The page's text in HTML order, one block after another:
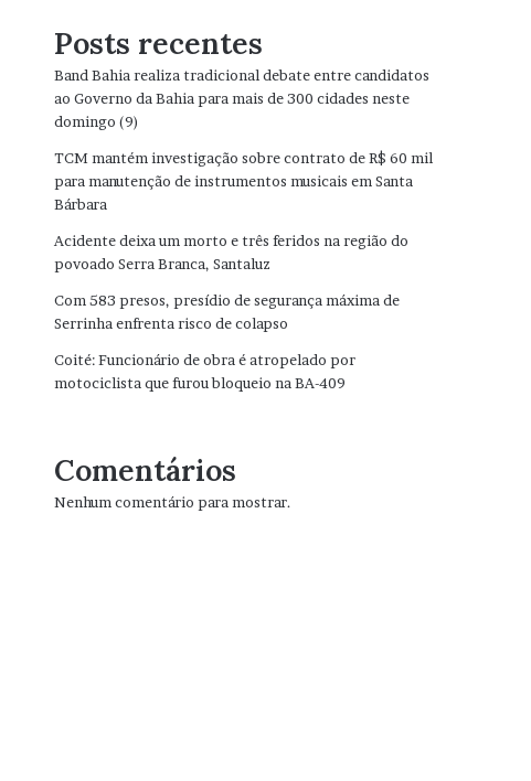
Posts recentes
Band Bahia realiza tradicional debate entre candidatos
ao Governo da Bahia para mais de 300 cidades neste
domingo (9)
TCM mantém investigação sobre contrato de R$ 60 mil
para manutenção de instrumentos musicais em Santa
Bárbara
Acidente deixa um morto e três feridos na região do
povoado Serra Branca, Santaluz
Com 583 presos, presídio de segurança máxima de
Serrinha enfrenta risco de colapso
Coité: Funcionário de obra é atropelado por
motociclista que furou bloqueio na BA-409
Comentários
Nenhum comentário para mostrar.